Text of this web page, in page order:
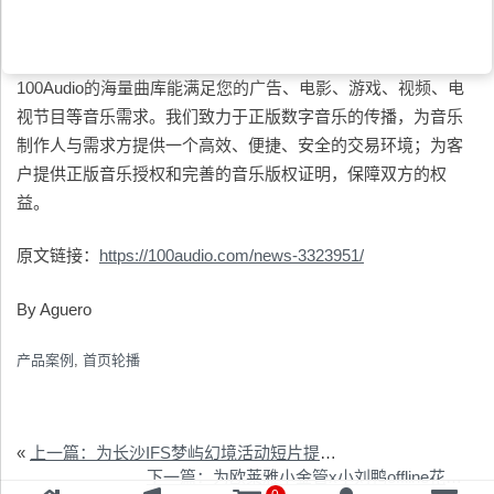
100Audio的海量曲库能满足您的广告、电影、游戏、视频、电
视节目等音乐需求。我们致力于正版数字音乐的传播，为音乐
制作人与需求方提供一个高效、便捷、安全的交易环境；为客
户提供正版音乐授权和完善的音乐版权证明，保障双方的权
益。
原文链接： https://100audio.com/news-3323951/
By Aguero
产品案例 , 首页轮播
«
上一篇：为长沙IFS梦屿幻境活动短片提供音乐版权